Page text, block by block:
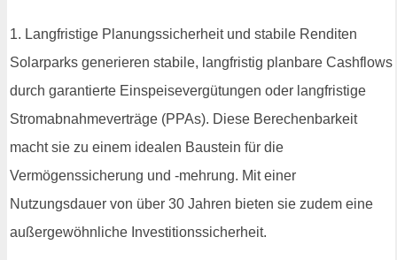
1. Langfristige Planungssicherheit und stabile Renditen
Solarparks generieren stabile, langfristig planbare Cashflows
durch garantierte Einspeisevergütungen oder langfristige
Stromabnahmeverträge (PPAs). Diese Berechenbarkeit
macht sie zu einem idealen Baustein für die
Vermögenssicherung und -mehrung. Mit einer
Nutzungsdauer von über 30 Jahren bieten sie zudem eine
außergewöhnliche Investitionssicherheit.